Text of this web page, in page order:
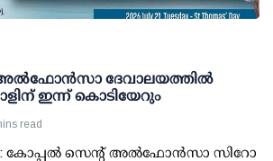
ദേവാലയത്തില്‍
ഇന്ന് കൊടിയേറും
read
കോപ്പല്‍ സെന്റ് അല്‍ഫോന്‍സാ സിറോ